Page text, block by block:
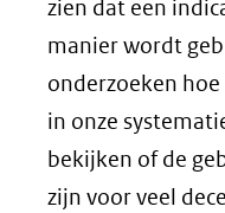
zien dat een
manier wordt
onderzoeken
in onze
bekijken of de
zijn voor veel